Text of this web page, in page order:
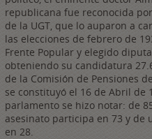
republicana fue reconocida
de la UGT, que lo auparon a
las elecciones de febrero de
Frente Popular y elegido
obteniendo su candidatura
de la Comisión de Pensiones
se constituyó el 16 de Abril de
parlamento se hizo notar: de
asesinato participa en 73 y de
en 28.